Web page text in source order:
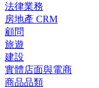
法律業務
房地產 CRM
顧問
旅遊
建設
實體店面與電商
商品品類